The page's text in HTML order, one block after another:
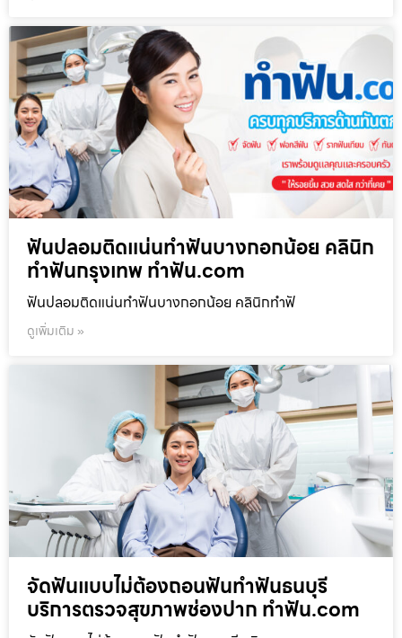
ฟันปลอมติดแน่นทำฟันบางกอกน้อย คลินิก
ทำฟันกรุงเทพ ทำฟัน.com
ฟันปลอมติดแน่นทำฟันบางกอกน้อย คลินิกทำฟั
ดูเพิ่มเติม »
จัดฟันแบบไม่ต้องถอนฟันทำฟันธนบุรี
บริการตรวจสุขภาพช่องปาก ทำฟัน.com